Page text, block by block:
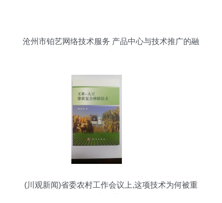
沧州市铂艺网络技术服务 产品中心与技术推广的融
(川观新闻)省委农村工作会议上,这项技术为何被重